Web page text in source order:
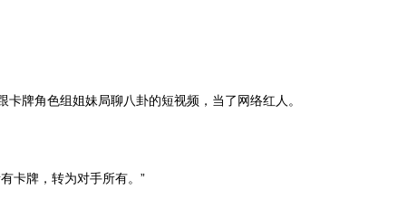
牌角色组姐妹局聊八卦的短视频，当了网络红人。
卡牌，转为对手所有。”